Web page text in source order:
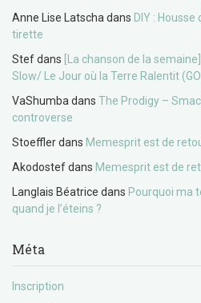
Anne Lise Latscha dans DIY :
tirette
Stefdans
[La chanson de la
Slow/ Le Jour où la Terre Ralentit
VaShumba dans The Prodigy –
controverse
Stoefflerdans Memesprit est de
Akodostefdans Memesprit est de
Langlais Béatrice dans Pourquoi ma
quand je l’éteins ?
Méta
Inscription